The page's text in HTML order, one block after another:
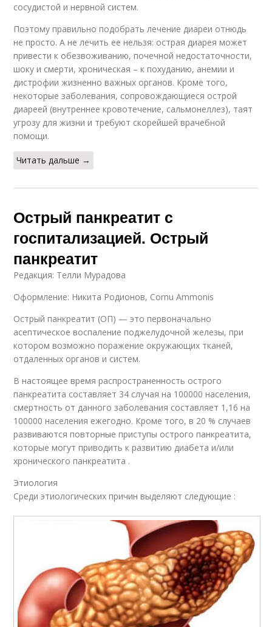
сосудистой и нервной систем.
Поэтому правильно подобрать лечение диареи отнюдь
не просто. А не лечить ее нельзя: острая диарея может
привести к обезвоживанию, почечной недостаточности,
шоку и смерти, хроническая – к похуданию, анемии и
дистрофии жизненно важных органов. Кроме того,
некоторые заболевания, сопровождающиеся острой
диареей (внутреннее кровотечение, сальмонеллез), таят
угрозу для жизни и требуют скорейшей врачебной
помощи.
Читать дальше →
Острый панкреатит с
госпитализацией. Острый
панкреатит
Редакция: Телли Мурадова
Оформление: Никита Родионов, Cornu Ammonis
Острый панкреатит (ОП) — это первоначально
асептическое воспаление поджелудочной железы, при
котором возможно поражение окружающих тканей,
отдаленных органов и систем.
В настоящее время распространенность острого
панкреатита составляет 34 случая на 100000 населения,
смертность от данного заболевания составляет 1,16 на
100000 населения ежегодно. Кроме того, в 20 % случаев
развиваются повторные приступы острого панкреатита,
которые могут приводить к развитию диабета и/или
хронического панкреатита .
Этиология
Среди этиологических причин выделяют следующие :